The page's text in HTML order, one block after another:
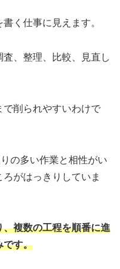
く仕事に見えます。
、整理、比較、見直し
で削られやすいわけで
の多い作業と相性がい
がはっきりしていま
複数の工程を順番に進
です。